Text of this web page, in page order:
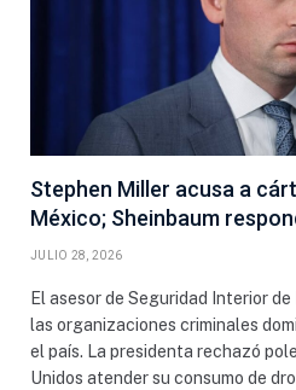
Stephen Miller acusa a
México; Sheinbaum
JULIO 28, 2026
El asesor de Seguridad Interior
las organizaciones criminales
el país. La presidenta rechazó
Unidos atender su consumo de